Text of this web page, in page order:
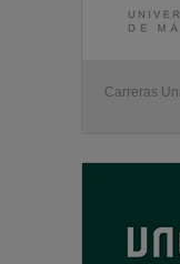
Carreras